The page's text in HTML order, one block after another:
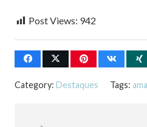
Post Views: 942
Category: Destaques Tags: